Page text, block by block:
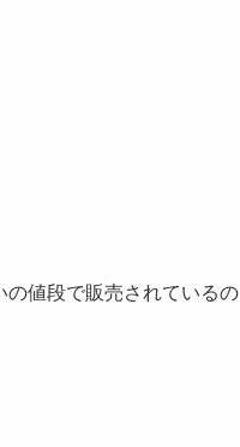
値段で販売されているの